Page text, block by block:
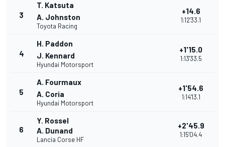
3
T. Katsuta
A. Johnston
Toyota Racing
+14.6
1:12'33.1
4
H. Paddon
J. Kennard
Hyundai Motorsport
+1'15.0
1:13'33.5
5
A. Fourmaux
A. Coria
Hyundai Motorsport
+1'54.6
1:14'13.1
6
Y. Rossel
A. Dunand
Lancia Corse HF
+2'45.9
1:15'04.4